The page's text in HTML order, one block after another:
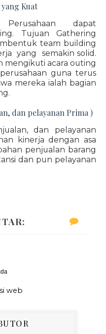
Kuat
dapat
Tujuan Gathering
team building
yang semakin solid.
mengikuti acara outing
guna terus
mereka ialah bagian
dan pelayanan Prima )
dan pelayanan
kinerja dengan asa
penjualan barang
dan pun pelayanan
web